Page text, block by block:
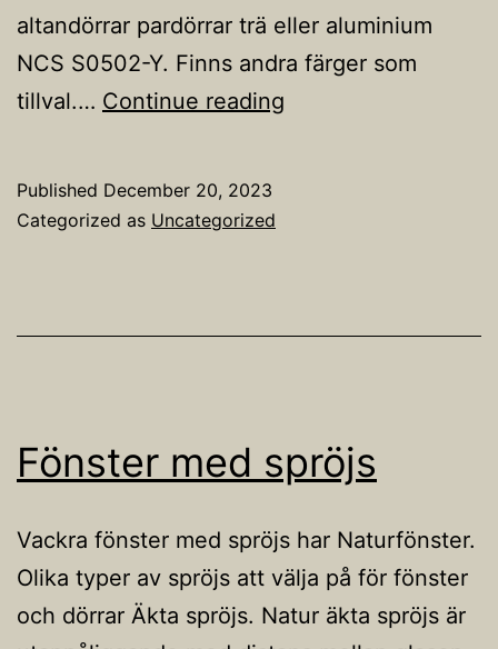
altandörrar pardörrar trä eller aluminium
NCS S0502-Y. Finns andra färger som
tillval.… Continue reading
Published December 20, 2023
Categorized as Uncategorized
Fönster med spröjs
Vackra fönster med spröjs har Naturfönster.
Olika typer av spröjs att välja på för fönster
och dörrar Äkta spröjs. Natur äkta spröjs är